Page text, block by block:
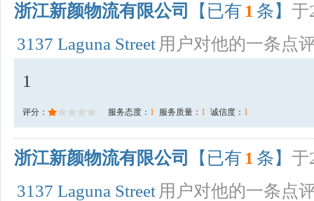
浙江新颜物流有限公司 【已有 1 条】 于
3137 Laguna Street 用户对他的一条点
1
评分： 服务态度： 1 服务质量： 1 诚信度： 1
浙江新颜物流有限公司 【已有 1 条】 于
3137 Laguna Street 用户对他的一条点